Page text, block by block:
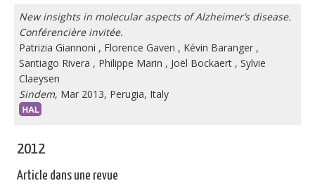
New insights in molecular aspects of Alzheimer’s disease.
Conférencière invitée.
Patrizia Giannoni , Florence Gaven , Kévin Baranger ,
Santiago Rivera , Philippe Marin , Joël Bockaert , Sylvie
Claeysen
Sindem, Mar 2013, Perugia, Italy
2012
Article dans une revue